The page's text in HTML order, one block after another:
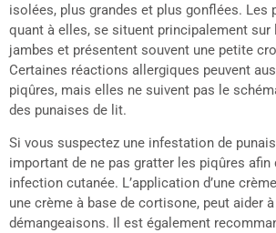
isolées, plus grandes et plus gonflées. Les
quant à elles, se situent principalement
jambes et présentent souvent une petite
Certaines réactions allergiques peuvent
piqûres, mais elles ne suivent pas le
des punaises de lit.
Si vous suspectez une infestation de
important de ne pas gratter les piqûres afin
infection cutanée. L’application d’une
une crème à base de cortisone, peut aider
démangeaisons. Il est également